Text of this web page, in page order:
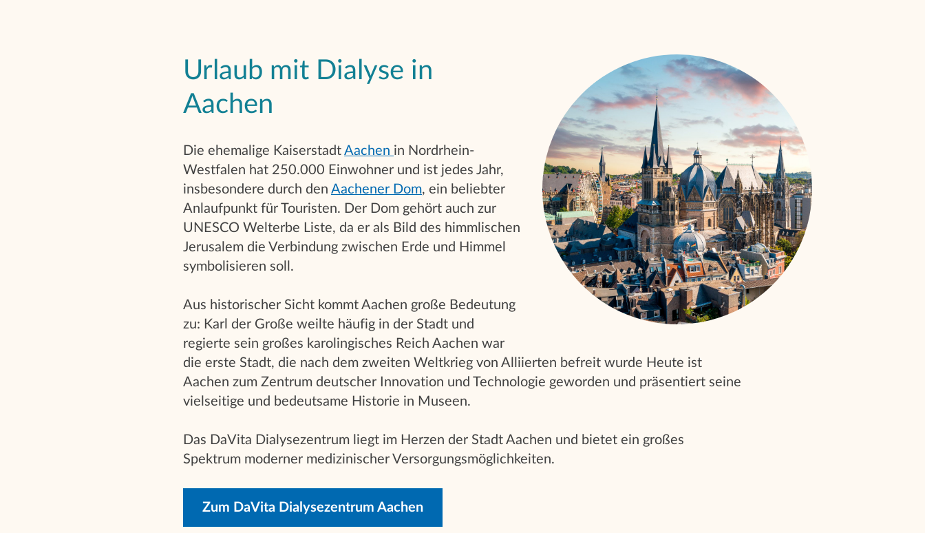
Urlaub mit Dialyse in
Aachen
Die ehemalige Kaiserstadt Aachen in Nordrhein-
Westfalen hat 250.000 Einwohner und ist jedes Jahr,
insbesondere durch den Aachener Dom, ein beliebter
Anlaufpunkt für Touristen. Der Dom gehört auch zur
UNESCO Welterbe Liste, da er als Bild des himmlischen
Jerusalem die Verbindung zwischen Erde und Himmel
symbolisieren soll.
Aus historischer Sicht kommt Aachen große Bedeutung
zu: Karl der Große weilte häufig in der Stadt und
regierte sein großes karolingisches Reich Aachen war
die erste Stadt, die nach dem zweiten Weltkrieg von Alliierten befreit wurde Heute ist
Aachen zum Zentrum deutscher Innovation und Technologie geworden und präsentiert seine
vielseitige und bedeutsame Historie in Museen.
Das DaVita Dialysezentrum liegt im Herzen der Stadt Aachen und bietet ein großes
Spektrum moderner medizinischer Versorgungsmöglichkeiten.
Zum DaVita Dialysezentrum Aachen